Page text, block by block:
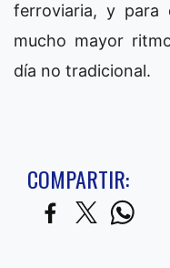
ferroviaria, y para
mucho mayor
día no tradicional.
COMPARTIR: